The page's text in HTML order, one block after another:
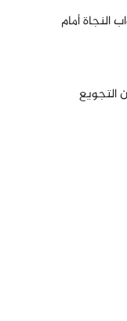
النجاة أمام